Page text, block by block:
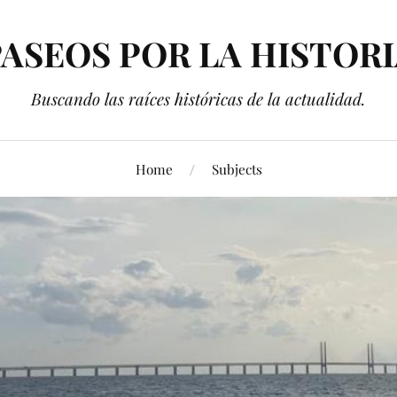
POR LA
Buscando las raíces históricas de la actualidad.
Home Subjects